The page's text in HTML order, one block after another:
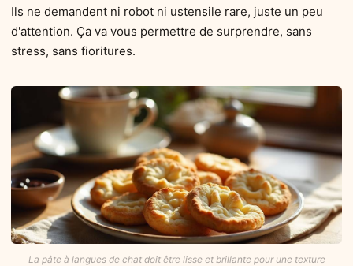
Ils ne demandent ni robot ni ustensile rare, juste un peu
d'attention. Ça va vous permettre de surprendre, sans
stress, sans fioritures.
La pâte à langues de chat doit être lisse et brillante pour une texture